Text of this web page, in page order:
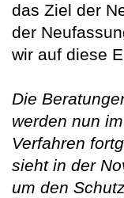
das Ziel der
der
wir auf diese
Die
werden nun
Verfahren
sieht in der
um den